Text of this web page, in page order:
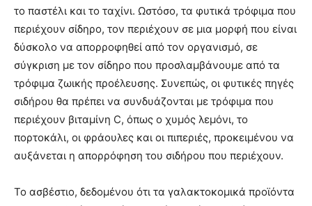
το παστέλι και το ταχίνι. Ωστόσο, τα φυτικά τρόφιμα που
περιέχουν σίδηρο, τον περιέχουν σε μια μορφή που είναι
δύσκολο να απορροφηθεί από τον οργανισμό, σε
σύγκριση με τον σίδηρο που προσλαμβάνουμε από τα
τρόφιμα ζωικής προέλευσης. Συνεπώς, οι φυτικές πηγές
σιδήρου θα πρέπει να συνδυάζονται με τρόφιμα που
περιέχουν βιταμίνη C, όπως ο χυμός λεμόνι, το
πορτοκάλι, οι φράουλες και οι πιπεριές, προκειμένου να
αυξάνεται η απορρόφηση του σιδήρου που περιέχουν.
Το ασβέστιο, δεδομένου ότι τα γαλακτοκομικά προϊόντα